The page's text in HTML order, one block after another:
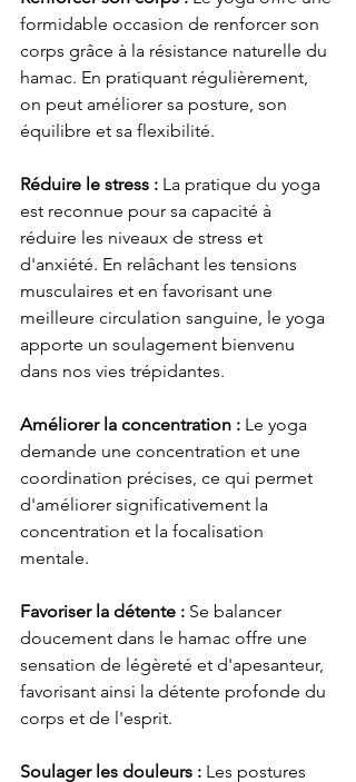
formidable occasion de renforcer son
corps grâce à la résistance naturelle du
hamac. En pratiquant régulièrement,
on peut améliorer sa posture, son
équilibre et sa flexibilité.
Réduire le stress : La pratique du yoga
est reconnue pour sa capacité à
réduire les niveaux de stress et
d'anxiété. En relâchant les tensions
musculaires et en favorisant une
meilleure circulation sanguine, le yoga
apporte un soulagement bienvenu
dans nos vies trépidantes.
Améliorer la concentration : Le yoga
demande une concentration et une
coordination précises, ce qui permet
d'améliorer significativement la
concentration et la focalisation
mentale.
Favoriser la détente : Se balancer
doucement dans le hamac offre une
sensation de légèreté et d'apesanteur,
favorisant ainsi la détente profonde du
corps et de l'esprit.
Soulager les douleurs : Les postures